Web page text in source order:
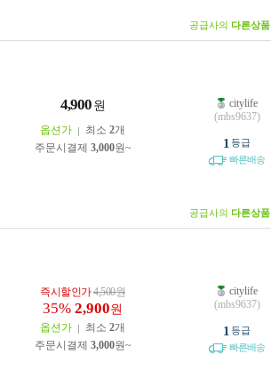
공급사의 다른상품
4,900 원
옵션가 최소 2개
주문시결제 3,000원~
citylife
(mbs9637)
1 등급
빠른배송
공급사의 다른상품
즉시할인가4,500원
35% 2,900원
옵션가 최소 2개
주문시결제 3,000원~
citylife
(mbs9637)
1 등급
빠른배송